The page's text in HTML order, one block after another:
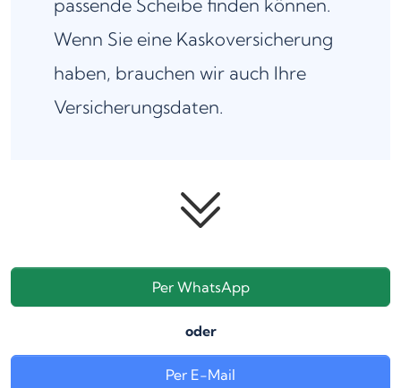
passende Scheibe finden können.
Wenn Sie eine Kaskoversicherung
haben, brauchen wir auch Ihre
Versicherungsdaten.
Per WhatsApp
oder
Per E-Mail